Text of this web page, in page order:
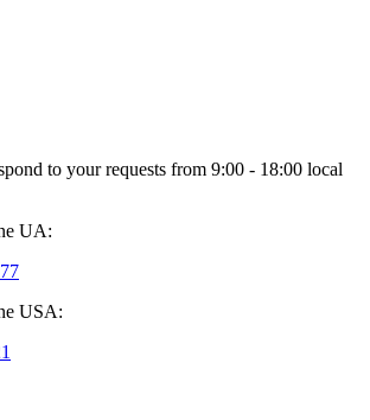
to your requests from 9:00 - 18:00 local
UA:
USA: